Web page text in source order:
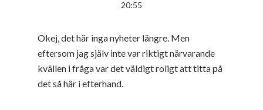
20:55
Okej, det här inga nyheter längre. Men
eftersom jag själv inte var riktigt närvarande
kvällen i fråga var det väldigt roligt att titta på
det så här i efterhand.